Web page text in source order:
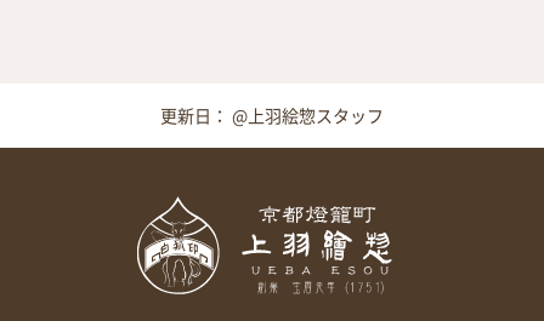
更新日： @上羽絵惣スタッフ